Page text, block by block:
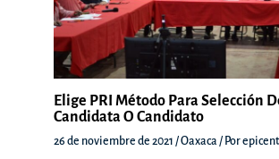
Elige PRI Método Para Selección
Candidata O Candidato
26 de noviembre de 2021 /Oaxaca / Por